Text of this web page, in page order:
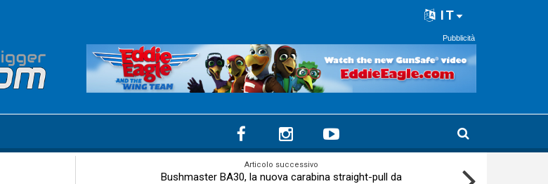
IT
Pubblicità
Articolo successivo
Bushmaster BA30, la nuova carabina straight-pull da